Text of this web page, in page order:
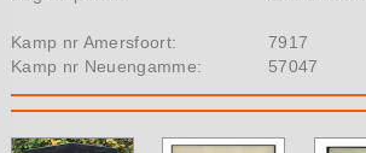
Kamp nr Amersfoort:
7917
Kamp nr Neuengamme:
57047